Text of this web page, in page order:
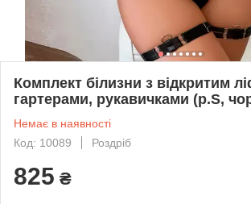
Комплект білизни з відкритим
гартерами, рукавичками (р.S,
Немає в наявності
Код: 10089
Роздріб
825 ₴